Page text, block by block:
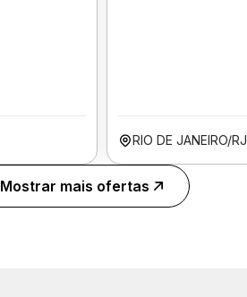
RIO DE JANEIRO/RJ
Mostrar mais ofertas